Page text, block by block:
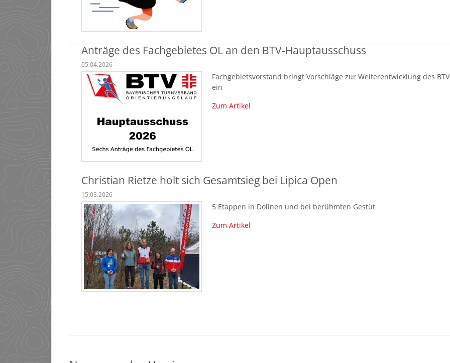
Anträge des Fachgebietes OL an den BTV-Hauptausschuss
05.04.2026
Fachgebietsvorstand bringt Vorschläge zur Weiterentwicklung des BTV
ein
Zum Artikel
Christian Rietze holt sich Gesamtsieg bei Lipica Open
15.03.2026
5 Etappen in Dolinen und bei berühmten Gestüt
Zum Artikel